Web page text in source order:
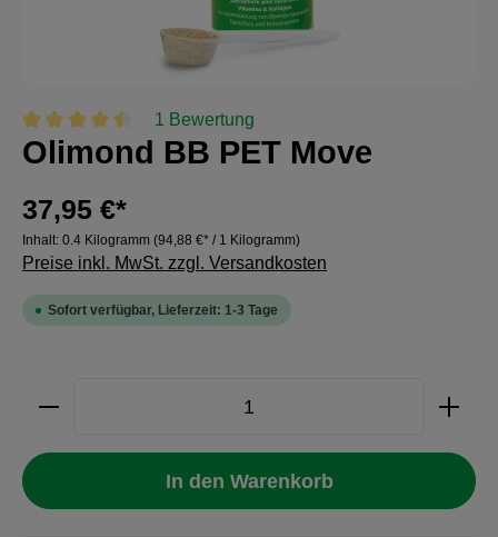
Durchschnittliche Bewertung von 4.5 von 5 Sternen
1 Bewertung
Olimond BB PET Move
37,95 €*
Inhalt: 0.4 Kilogramm (94,88 €* / 1 Kilogramm)
Preise inkl. MwSt. zzgl. Versandkosten
Sofort verfügbar, Lieferzeit: 1-3 Tage
Produkt Anzahl: Gib den gewünschten
In den Warenkorb